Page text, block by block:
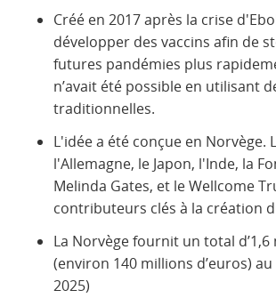
Créé en 2017 après la crise
développer des vaccins afin de
futures pandémies plus
n’avait été possible en utilisant
traditionnelles.
L'idée a été conçue en Norvège.
l'Allemagne, le Japon, l'Inde, la
Melinda Gates, et le Wellcome
contributeurs clés à la création
La Norvège fournit un total
(environ 140 millions d’euros) au
2025)